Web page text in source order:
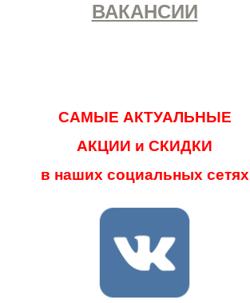
ВАКАНСИИ
САМЫЕ АКТУАЛЬНЫЕ
АКЦИИ и СКИДКИ
в наших социальных сетях